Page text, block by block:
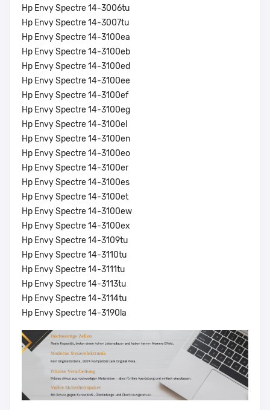
Hp Envy Spectre 14-3006tu
Hp Envy Spectre 14-3007tu
Hp Envy Spectre 14-3100ea
Hp Envy Spectre 14-3100eb
Hp Envy Spectre 14-3100ed
Hp Envy Spectre 14-3100ee
Hp Envy Spectre 14-3100ef
Hp Envy Spectre 14-3100eg
Hp Envy Spectre 14-3100el
Hp Envy Spectre 14-3100en
Hp Envy Spectre 14-3100eo
Hp Envy Spectre 14-3100er
Hp Envy Spectre 14-3100es
Hp Envy Spectre 14-3100et
Hp Envy Spectre 14-3100ew
Hp Envy Spectre 14-3100ex
Hp Envy Spectre 14-3109tu
Hp Envy Spectre 14-3110tu
Hp Envy Spectre 14-3111tu
Hp Envy Spectre 14-3113tu
Hp Envy Spectre 14-3114tu
Hp Envy Spectre 14-3190la